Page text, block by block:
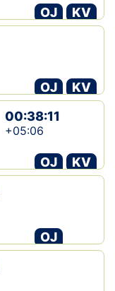
OJ
KV
OJ
KV
00:38:11
+05:06
OJ
KV
OJ